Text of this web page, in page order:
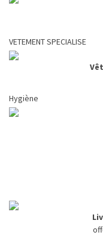
VETEMENT SPECIALISE
Hygiène